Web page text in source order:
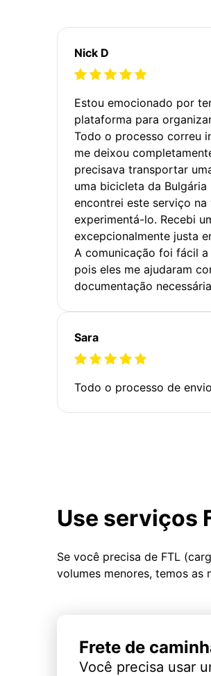
Nick D
Estou emocionado por
plataforma para
Todo o processo correu
me deixou
precisava transportar
uma bicicleta da Bulgária
encontrei este serviço na
experimentá-lo. Recebi
excepcionalmente justa
A comunicação foi fácil
pois eles me ajudaram
documentação
Sara
Todo o processo de
Use serviços
Se você precisa de FTL
volumes menores, temos as
Frete de
Você precisa usar